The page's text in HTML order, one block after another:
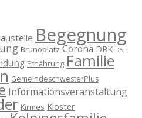
Begegnung
Brunoplatz Corona DRK DSL
Ernährung Familie
GemeindeschwesterPlus
Informationsveranstaltung
Kirmes Kloster